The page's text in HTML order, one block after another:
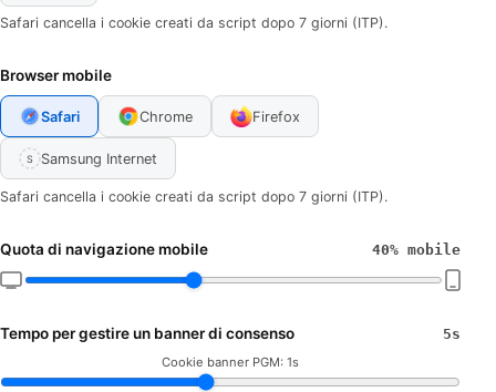
Safari cancella i cookie creati da script dopo 7 giorni (ITP).
Browser mobile
Safari Chrome Firefox
S Samsung Internet
Safari cancella i cookie creati da script dopo 7 giorni (ITP).
Quota di navigazione mobile 40% mobile
Tempo per gestire un banner di consenso 5s
Cookie banner PGM: 1s